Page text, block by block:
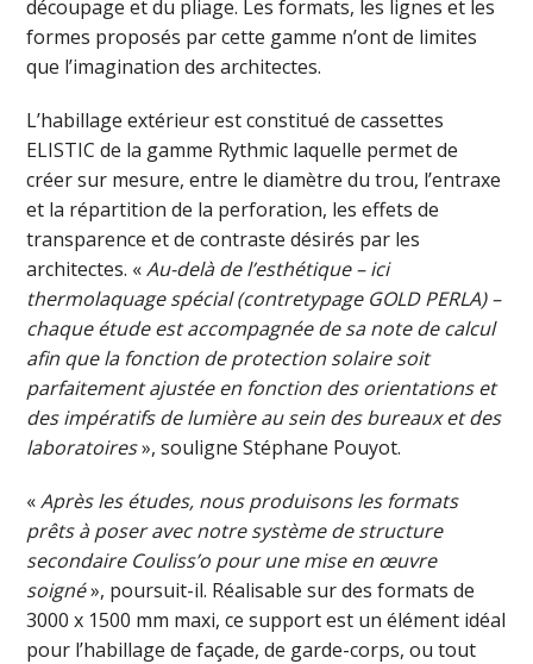
découpage et du pliage. Les formats, les lignes et les
formes proposés par cette gamme n’ont de limites
que l’imagination des architectes.
L’habillage extérieur est constitué de cassettes
ELISTIC de la gamme Rythmic laquelle permet de
créer sur mesure, entre le diamètre du trou, l’entraxe
et la répartition de la perforation, les effets de
transparence et de contraste désirés par les
architectes. «Au-delà de l’esthétique – ici
thermolaquage spécial (contretypage GOLD PERLA) –
chaque étude est accompagnée de sa note de calcul
afin que la fonction de protection solaire soit
parfaitement ajustée en fonction des orientations et
des impératifs de lumière au sein desbureaux et des
laboratoires», souligne Stéphane Pouyot.
«Après les études, nous produisonsles formats
prêts à poser avec notre système de structure
secondaire Couliss’o pour une mise en œuvre
soigné», poursuit-il. Réalisable sur des formats de
3000 x 1500 mm maxi, ce support est un élément idéal
pour l’habillage de façade, de garde-corps, ou tout